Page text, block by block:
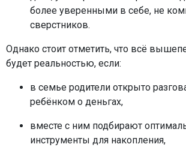
более уверенными в себе, не
сверстников.
Однако стоит отметить, что всё
будет реальностью, если:
в семье родители открыто
ребёнком о деньгах,
вместе с ним подбирают
инструменты для накопления,